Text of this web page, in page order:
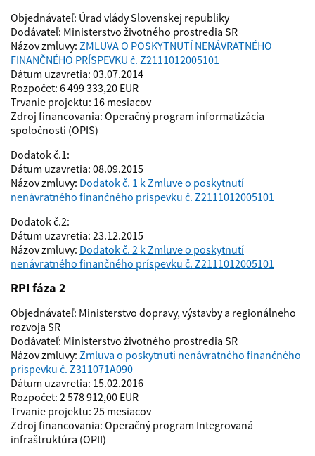
Objednávateľ: Úrad vlády Slovenskej republiky
Dodávateľ: Ministerstvo životného prostredia SR
Názov zmluvy: ZMLUVA O POSKYTNUTÍ NENÁVRATNÉHO
FINANČNÉHO PRÍSPEVKU č. Z2111012005101
Dátum uzavretia: 03.07.2014
Rozpočet: 6 499 333,20 EUR
Trvanie projektu: 16 mesiacov
Zdroj financovania: Operačný program informatizácia
spoločnosti (OPIS)
Dodatok č.1:
Dátum uzavretia: 08.09.2015
Názov zmluvy: Dodatok č. 1 k Zmluve o poskytnutí
nenávratného finančného príspevku č. Z2111012005101
Dodatok č.2:
Dátum uzavretia: 23.12.2015
Názov zmluvy: Dodatok č. 2 k Zmluve o poskytnutí
nenávratného finančného príspevku č. Z2111012005101
RPI fáza 2
Objednávateľ: Ministerstvo dopravy, výstavby a regionálneho
rozvoja SR
Dodávateľ: Ministerstvo životného prostredia SR
Názov zmluvy: Zmluva o poskytnutí nenávratného finančného
príspevku č. Z311071A090
Dátum uzavretia: 15.02.2016
Rozpočet: 2 578 912,00 EUR
Trvanie projektu: 25 mesiacov
Zdroj financovania: Operačný program Integrovaná
infraštruktúra (OPII)